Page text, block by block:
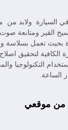
السيارة ولابد من
القير ومتابعة
بحيث تعمل بسلاسة
الكافية لتحقيق
التكنولوجيا
الساعة.
من موقعي